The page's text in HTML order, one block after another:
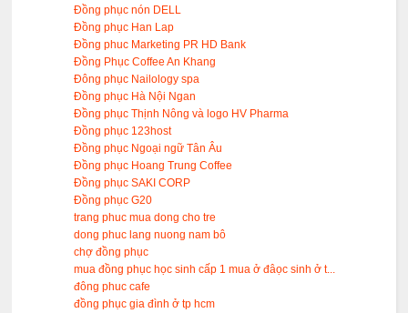
Đồng phục nón DELL
Đồng phục Han Lap
Đồng phuc Marketing PR HD Bank
Đồng Phục Coffee An Khang
Đông phục Nailology spa
Đồng phục Hà Nội Ngan
Đồng phục Thịnh Nông và logo HV Pharma
Đồng phục 123host
Đồng phục Ngoại ngữ Tân Âu
Đồng phục Hoang Trung Coffee
Đồng phục SAKI CORP
Đồng phục G20
trang phuc mua dong cho tre
dong phuc lang nuong nam bô
chợ đồng phục
mua đồng phục học sinh cấp 1 mua ở đâọc sinh ở t...
đông phuc cafe
đồng phục gia đình ở tp hcm